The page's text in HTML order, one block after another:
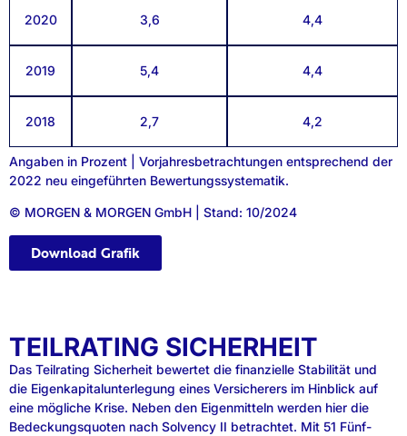
2020 3,6 4,4
2019 5,4 4,4
2018 2,7 4,2
Angaben in Prozent | Vorjahresbetrachtungen entsprechend der
2022 neu eingeführten Bewertungssystematik.
© MORGEN & MORGEN GmbH | Stand: 10/2024
Download Grafik
TEILRATING SICHERHEIT
Das Teilrating Sicherheit bewertet die finanzielle Stabilität und
die Eigenkapitalunterlegung eines Versicherers im Hinblick auf
eine mögliche Krise. Neben den Eigenmitteln werden hier die
Bedeckungsquoten nach Solvency II betrachtet. Mit 51 Fünf-